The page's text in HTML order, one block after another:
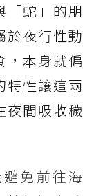
「蛇」的朋
於夜行性動
，本身就偏
特性讓這兩
夜間吸收穢
免前往海